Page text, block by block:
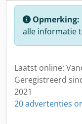
Opmerking:
alle informatie
Laatst online:
Geregistreerd
2021
20 advertenties